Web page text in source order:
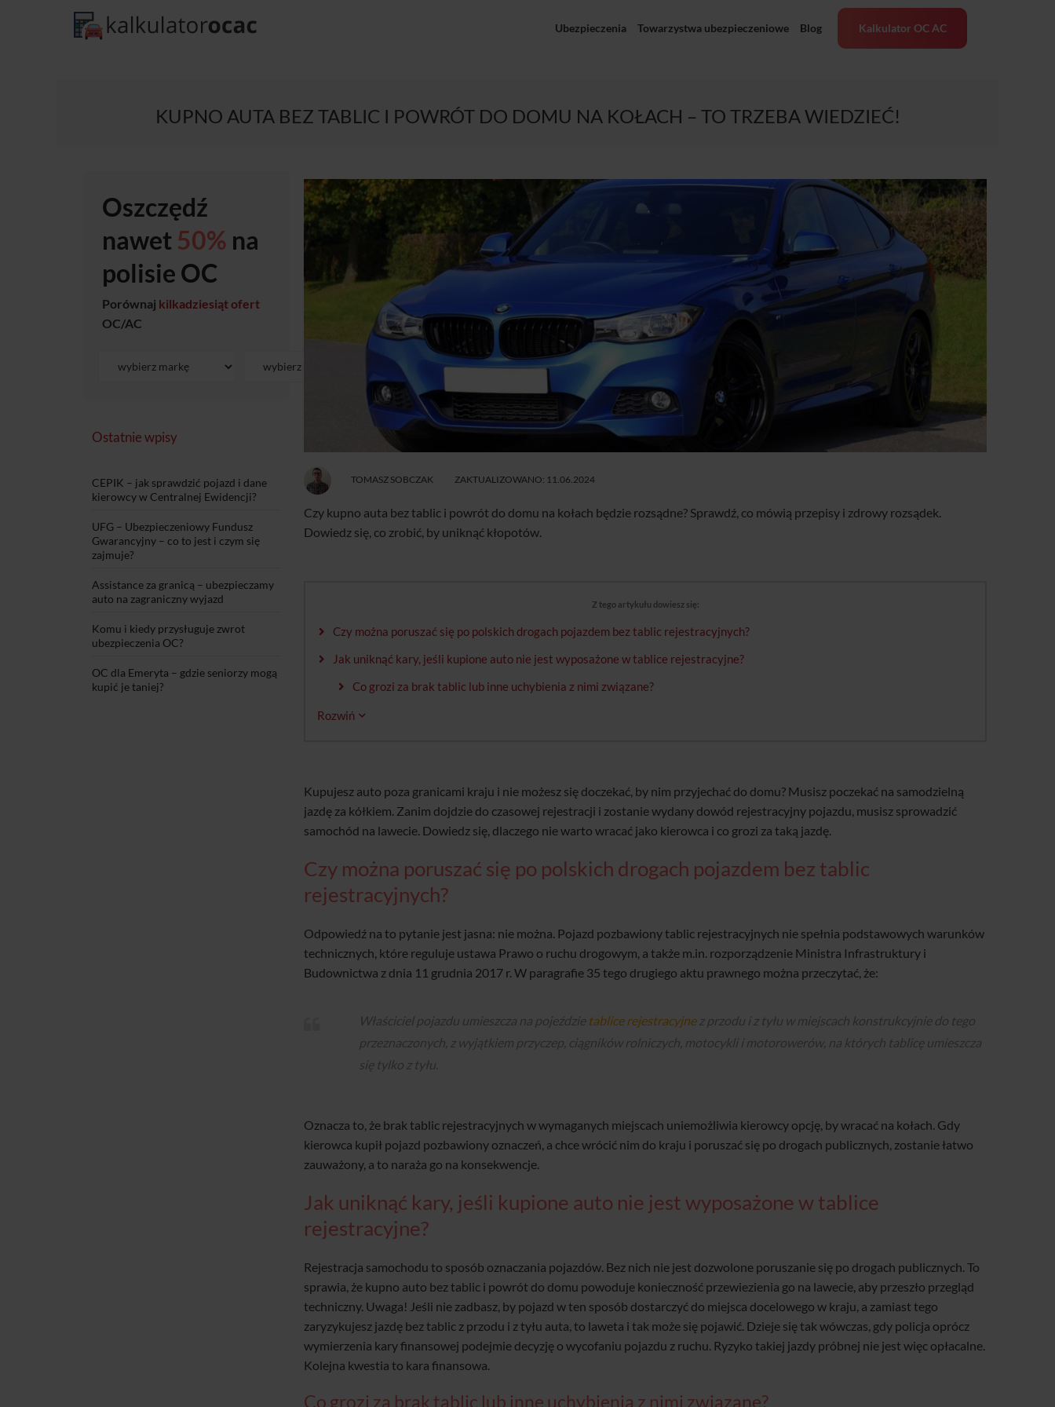
Ubezpieczenia Towarzystwa ubezpieczeniowe Blog Kalkulator OC AC
KUPNO AUTA BEZ TABLIC I POWRÓT DO DOMU NA KOŁACH – TO TRZEBA WIEDZIEĆ!
Oszczędź
nawet 50% na
polisie OC
Porównaj kilkadziesiąt ofert
OC/AC
PORÓWNAJ
Ostatnie wpisy
CEPIK – jak sprawdzić pojazd i dane
kierowcy w Centralnej Ewidencji?
UFG – Ubezpieczeniowy Fundusz
Gwarancyjny – co to jest i czym się
zajmuje?
Assistance za granicą – ubezpieczamy
auto na zagraniczny wyjazd
Komu i kiedy przysługuje zwrot
ubezpieczenia OC?
OC dla Emeryta – gdzie seniorzy mogą
kupić je taniej?
TOMASZ SOBCZAK ZAKTUALIZOWANO: 11.06.2024
Czy kupno auta bez tablic i powrót do domu na kołach będzie rozsądne? Sprawdź, co mówią przepisy i zdrowy rozsądek.
Dowiedz się, co zrobić, by uniknąć kłopotów.
Z tego artykułu dowiesz się:
Czy można poruszać się po polskich drogach pojazdem bez tablic rejestracyjnych?
Jak uniknąć kary, jeśli kupione auto nie jest wyposażone w tablice rejestracyjne?
Co grozi za brak tablic lub inne uchybienia z nimi związane?
Rozwiń
Kupujesz auto poza granicami kraju i nie możesz się doczekać, by nim przyjechać do domu? Musisz poczekać na samodzielną
jazdę za kółkiem. Zanim dojdzie do czasowej rejestracji i zostanie wydany dowód rejestracyjny pojazdu, musisz sprowadzić
samochód na lawecie. Dowiedz się, dlaczego nie warto wracać jako kierowca i co grozi za taką jazdę.
Czy można poruszać się po polskich drogach pojazdem bez tablic
rejestracyjnych?
Odpowiedź na to pytanie jest jasna: nie można. Pojazd pozbawiony tablic rejestracyjnych nie spełnia podstawowych warunków
technicznych, które reguluje ustawa Prawo o ruchu drogowym, a także m.in. rozporządzenie Ministra Infrastruktury i
Budownictwa z dnia 11 grudnia 2017 r. W paragrafie 35 tego drugiego aktu prawnego można przeczytać, że:
Właściciel pojazdu umieszcza na pojeździe tablice rejestracyjnez przodu i z tyłu w miejscach konstrukcyjnie do tego
przeznaczonych, z wyjątkiem przyczep, ciągników rolniczych, motocykli i motorowerów, na których tablicę umieszcza
się tylko z tyłu.
Oznacza to, że brak tablic rejestracyjnych w wymaganych miejscach uniemożliwia kierowcy opcję, by wracać na kołach. Gdy
kierowca kupił pojazd pozbawiony oznaczeń, a chce wrócić nim do kraju i poruszać się po drogach publicznych, zostanie łatwo
zauważony, a to naraża go na konsekwencje.
Jak uniknąć kary, jeśli kupione auto nie jest wyposażone w tablice
rejestracyjne?
Rejestracja samochodu to sposób oznaczania pojazdów. Bez nich nie jest dozwolone poruszanie się po drogach publicznych. To
sprawia, że kupno auto bez tablic i powrót do domu powoduje konieczność przewiezienia go na lawecie, aby przeszło przegląd
techniczny. Uwaga! Jeśli nie zadbasz, by pojazd w ten sposób dostarczyć do miejsca docelowego w kraju, a zamiast tego
zaryzykujesz jazdę bez tablic z przodu i z tyłu auta, to laweta i tak może się pojawić. Dzieje się tak wówczas, gdy policja oprócz
wymierzenia kary finansowej podejmie decyzję o wycofaniu pojazdu z ruchu. Ryzyko takiej jazdy próbnej nie jest więc opłacalne.
Kolejna kwestia to kara finansowa.
Co grozi za brak tablic lub inne uchybienia z nimi związane?